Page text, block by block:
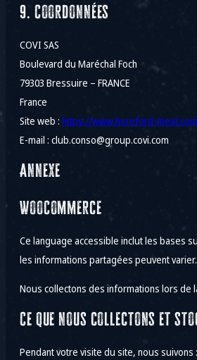
9. Coordonnées
COVI SAS
Boulevard du Maréchal Foch
79303 Bressuire – FRANCE
France
Site web : https://www.hereford-meat.com
E-mail : club.conso@group.covi.com
Annexe
WooCommerce
Ce language accessible inclut les bases
les informations partagées peuvent
Nous collectons des informations lors de
Ce que nous collectons et
Pendant votre visite du site, nous suivons :